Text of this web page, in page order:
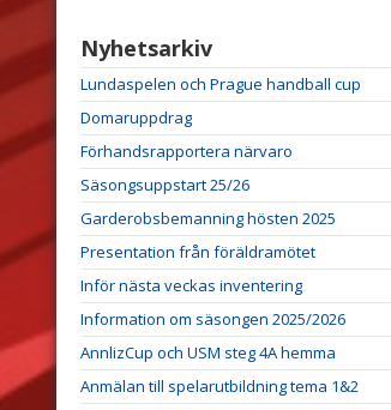
Nyhetsarkiv
Lundaspelen och Prague handball cup
Domaruppdrag
Förhandsrapportera närvaro
Säsongsuppstart 25/26
Garderobsbemanning hösten 2025
Presentation från föräldramötet
Inför nästa veckas inventering
Information om säsongen 2025/2026
AnnlizCup och USM steg 4A hemma
Anmälan till spelarutbildning tema 1&2